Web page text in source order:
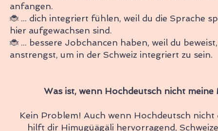
anfangen.
🐞 ... dich integriert fühlen, weil du die Sprache
hier aufgewachsen sind.
🐞 ... bessere Jobchancen haben, weil du
anstrengst, um in der Schweiz integriert zu sein.
Was ist, wenn Hochdeutsch nicht meine
Kein Problem! Auch wenn Hochdeutsch
hilft dir Himugüägäli hervorragend,